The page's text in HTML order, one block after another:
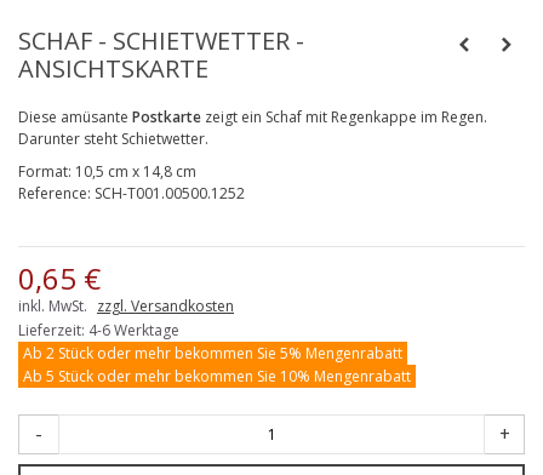
SCHAF - SCHIETWETTER -
ANSICHTSKARTE
Diese amüsante Postkarte zeigt ein Schaf mit Regenkappe im Regen.
Darunter steht Schietwetter.
Format: 10,5 cm x 14,8 cm
Reference: SCH-T001.00500.1252
0,65 €
inkl. MwSt. zzgl. Versandkosten
Lieferzeit: 4-6 Werktage
Ab 2 Stück oder mehr bekommen Sie 5% Mengenrabatt
Ab 5 Stück oder mehr bekommen Sie 10% Mengenrabatt
- +